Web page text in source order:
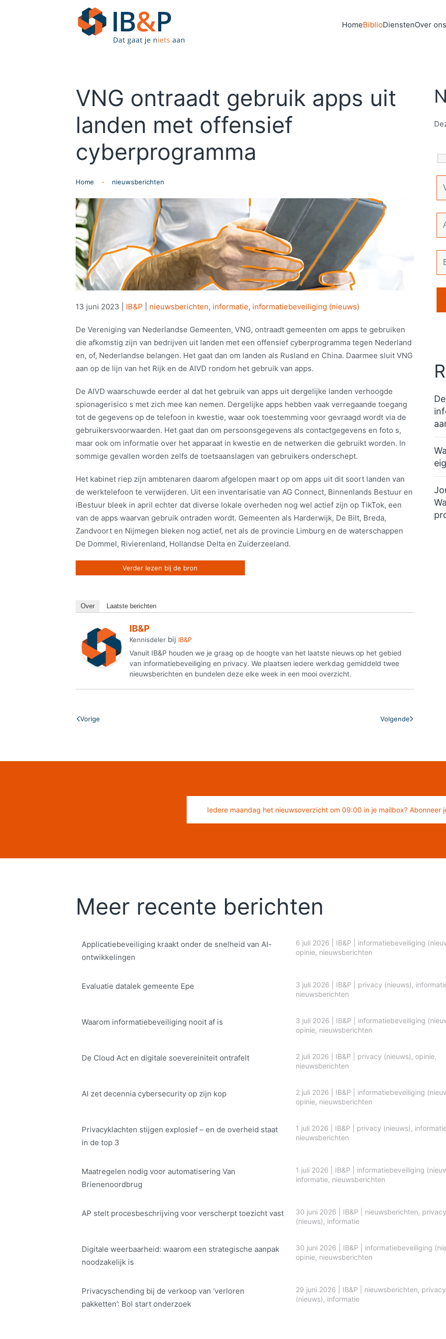
Skip to main content HomeBiblioDienstenOver ons
VNG ontraadt gebruik apps uit
landen met offensief
cyberprogramma
Home nieuwsberichten
13 juni 2023 IB&P nieuwsberichten, informatie, informatiebeveiliging (nieuws)
De Vereniging van Nederlandse Gemeenten, VNG, ontraadt gemeenten om apps te gebruiken
die afkomstig zijn van bedrijven uit landen met een offensief cyberprogramma tegen Nederland
en, of, Nederlandse belangen. Het gaat dan om landen als Rusland en China. Daarmee sluit VNG
aan op de lijn van het Rijk en de AIVD rondom het gebruik van apps.
De AIVD waarschuwde eerder al dat het gebruik van apps uit dergelijke landen verhoogde
spionagerisico s met zich mee kan nemen. Dergelijke apps hebben vaak verregaande toegang
tot de gegevens op de telefoon in kwestie, waar ook toestemming voor gevraagd wordt via de
gebruikersvoorwaarden. Het gaat dan om persoonsgegevens als contactgegevens en foto s,
maar ook om informatie over het apparaat in kwestie en de netwerken die gebruikt worden. In
sommige gevallen worden zelfs de toetsaanslagen van gebruikers onderschept.
Het kabinet riep zijn ambtenaren daarom afgelopen maart op om apps uit dit soort landen van
de werktelefoon te verwijderen. Uit een inventarisatie van AG Connect, Binnenlands Bestuur en
iBestuur bleek in april echter dat diverse lokale overheden nog wel actief zijn op TikTok, een
van de apps waarvan gebruik ontraden wordt. Gemeenten als Harderwijk, De Bilt, Breda,
Zandvoort en Nijmegen bleken nog actief, net als de provincie Limburg en de waterschappen
De Dommel, Rivierenland, Hollandse Delta en Zuiderzeeland.
Verder lezen bij de bron
Over Laatste berichten
IB&P
Kennisdeler bij IB&P
Vanuit IB&P houden we je graag op de hoogte van het laatste nieuws op het gebied
van informatiebeveiliging en privacy. We plaatsen iedere werkdag gemiddeld twee
nieuwsberichten en bundelen deze elke week in een mooi overzicht.
Vorige Volgende
Iedere maandag het nieuwsoverzicht om 09:00 in je mailbox? Abonneer
Meer recente berichten
Applicatiebeveiliging kraakt onder de snelheid van AI-
ontwikkelingen
6 juli 2026 IB&P
informatiebeveiliging
opinie, nieuwsberichten
Evaluatie datalek gemeente Epe 3 juli 2026 IB&P privacy (nieuws),
nieuwsberichten
Waarom informatiebeveiliging nooit af is 3 juli 2026 IB&P
informatiebeveiliging
opinie, nieuwsberichten
De Cloud Act en digitale soe­ve­rei­ni­teit ontrafelt 2 juli 2026 IB&P privacy (nieuws), opinie,
nieuwsberichten
AI zet decennia cybersecurity op zijn kop 2 juli 2026 IB&P
informatiebeveiliging
opinie, nieuwsberichten
Privacyklachten stijgen explosief – en de overheid staat
in de top 3
1 juli 2026 IB&P privacy (nieuws),
nieuwsberichten
Maatregelen nodig voor automatisering Van
Brienenoordbrug
1 juli 2026 IB&P
informatiebeveiliging
informatie, nieuwsberichten
AP stelt procesbeschrijving voor verscherpt toezicht vast 30 juni 2026 IB&P nieuwsberichten, privacy
(nieuws), informatie
Digitale weerbaarheid: waarom een strategische aanpak
noodzakelijk is
30 juni 2026 IB&P
informatiebeveiliging
opinie, nieuwsberichten
Privacyschending bij de verkoop van ‘verloren
pakketten’: Bol start onderzoek
29 juni 2026 IB&P nieuwsberichten, privacy
(nieuws), informatie